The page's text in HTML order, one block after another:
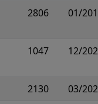
2806 01/
1047 12/
2130 03/